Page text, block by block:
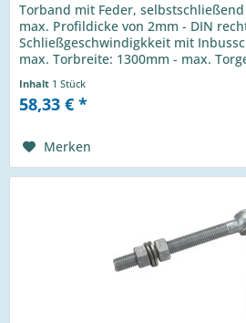
Torband mit Feder,
max. Profildicke von 2mm - DIN
Schließgeschwindigkkeit mit
max. Torbreite: 1300mm - max.
Inhalt 1 Stück
58,33 € *
Merken